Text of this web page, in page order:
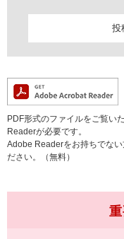
PDF形式のファイルをご覧い
Readerが必要です。
Adobe Readerをお持ちでな
ださい。（無料）